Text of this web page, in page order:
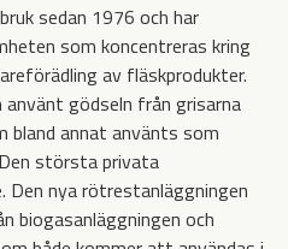
sedan 1976 och har
som koncentreras kring
av fläskprodukter.
använt gödseln från grisarna
bland annat använts som
största privata
Den nya rötrestanläggningen
biogasanläggningen och